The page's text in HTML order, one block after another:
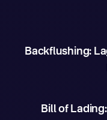
Backflushing:
Bill of